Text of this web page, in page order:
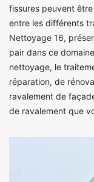
fissures peuvent
entre les différents
Nettoyage 16,
pair dans ce
nettoyage, le
réparation, de
ravalement de
de ravalement que